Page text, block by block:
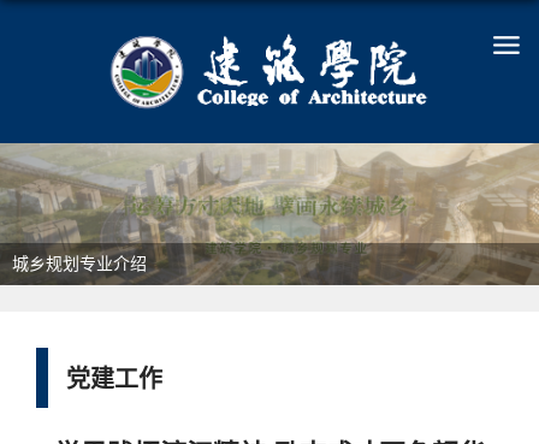
城乡规划专业介绍
党建工作